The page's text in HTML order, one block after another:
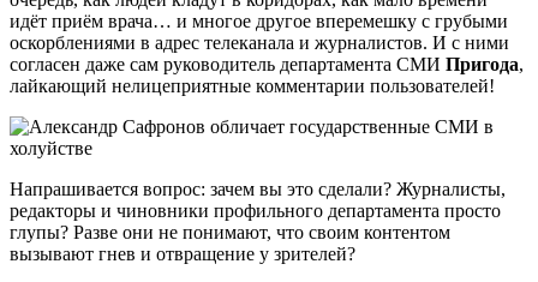
идёт приём врача… и многое другое вперемешку с грубыми
оскорблениями в адрес телеканала и журналистов. И с ними
согласен даже сам руководитель департамента СМИ Пригода,
лайкающий нелицеприятные комментарии пользователей!
Напрашивается вопрос: зачем вы это сделали? Журналисты,
редакторы и чиновники профильного департамента просто
глупы? Разве они не понимают, что своим контентом
вызывают гнев и отвращение у зрителей?